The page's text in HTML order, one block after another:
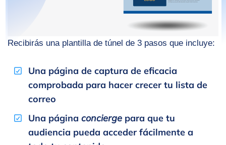
Recibirás una plantilla de túnel de 3 pasos que incluye:
Una página de captura de eficacia
comprobada para hacer crecer tu lista de
correo
Una páginaconcierge para que tu
audiencia pueda acceder fácilmente a